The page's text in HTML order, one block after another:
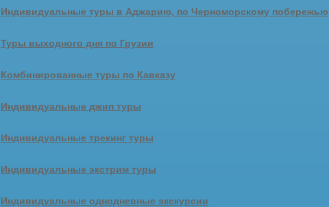
Индивидуальные туры в Аджарию, по Черноморскому побережью
Туры выходного дня по Грузии
Комбинированные туры по Кавказу
Индивидуальные джип туры
Индивидуальные трекинг туры
Индивидуальные экстрим туры
Индивидуальные однодневные экскурсии